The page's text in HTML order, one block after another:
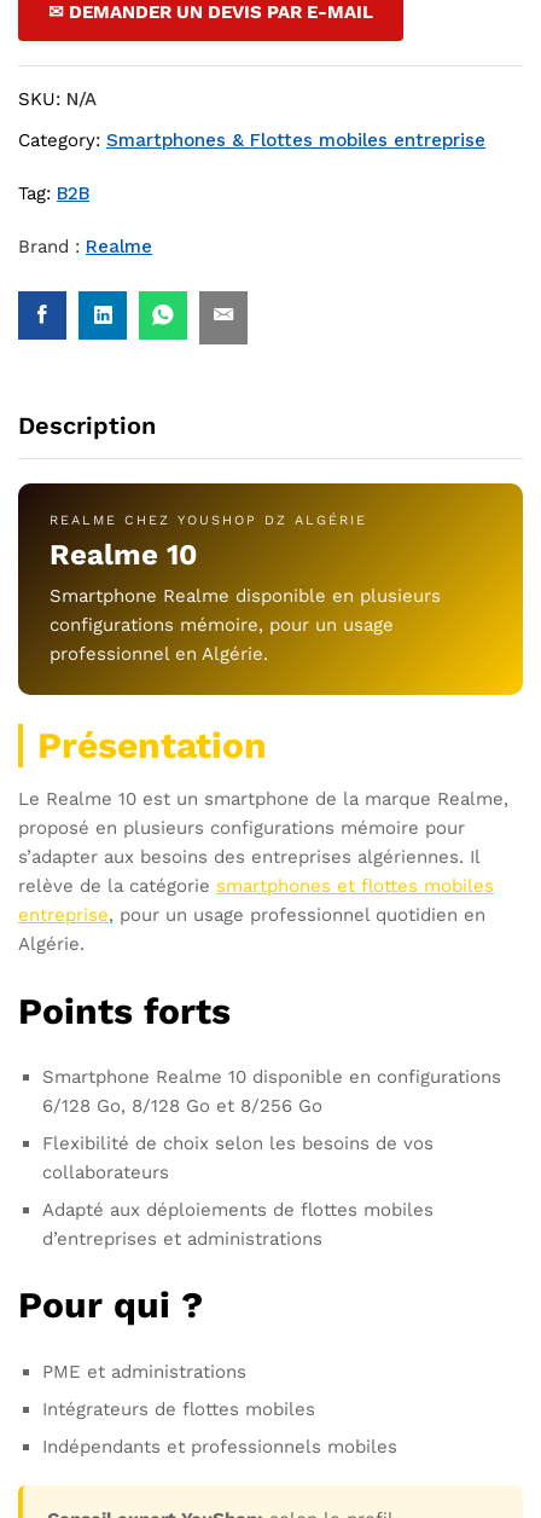
✉ DEMANDER UN DEVIS PAR E-MAIL
SKU: N/A
Category: Smartphones & Flottes mobiles entreprise
Tag: B2B
Brand : Realme
Description
REALME CHEZ YOUSHOP DZ ALGÉRIE
Realme 10
Smartphone Realme disponible en plusieurs
configurations mémoire, pour un usage
professionnel en Algérie.
Présentation
Le Realme 10 est un smartphone de la marque Realme,
proposé en plusieurs configurations mémoire pour
s’adapter aux besoins des entreprises algériennes. Il
relève de la catégorie smartphones et flottes mobiles
entreprise, pour un usage professionnel quotidien en
Algérie.
Points forts
Smartphone Realme 10 disponible en configurations
6/128 Go, 8/128 Go et 8/256 Go
Flexibilité de choix selon les besoins de vos
collaborateurs
Adapté aux déploiements de flottes mobiles
d’entreprises et administrations
Pour qui ?
PME et administrations
Intégrateurs de flottes mobiles
Indépendants et professionnels mobiles